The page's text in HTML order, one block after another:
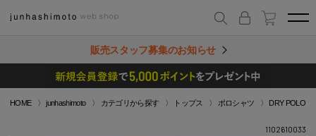
販売スタッフ募集のお知らせ
HOME junhashimoto カテゴリから探す トップス ポロシャツ DRY POLO
1102610033